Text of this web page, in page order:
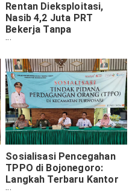
Rentan Dieksploitasi,
Nasib 4,2 Juta PRT
Bekerja Tanpa
Perlindungan
Sosialisasi Pencegahan
TPPO di Bojonegoro:
Langkah Terbaru Kantor
Imigrasi Tanjung Perak